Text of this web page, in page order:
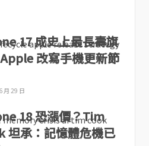
17 成史上最長壽旗
改寫手機更新節
月 29 日
18 恐漲價？Tim
坦承：記憶體危機已